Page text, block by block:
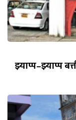
झ्याप्प–झ्याप्प